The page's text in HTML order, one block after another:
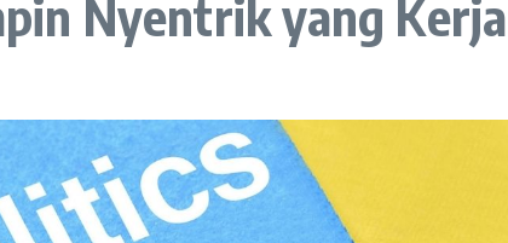
Nyentrik yang